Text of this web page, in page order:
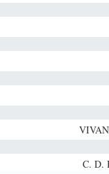
C. D.